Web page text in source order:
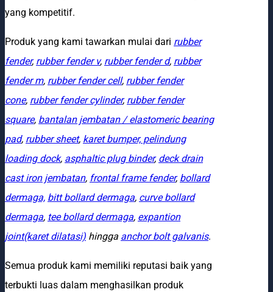
yang kompetitif.
Produk yang kami tawarkan mulai dari rubber
fender, rubber fender v, rubber fender d, rubber
fender m, rubber fender cell, rubber fender
cone, rubber fender cylinder, rubber fender
square, bantalan jembatan / elastomeric bearing
pad, rubber sheet, karet bumper, pelindung
loading dock, asphaltic plug binder, deck drain
cast iron jembatan, frontal frame fender, bollard
dermaga, bitt bollard dermaga, curve bollard
dermaga, tee bollard dermaga, expantion
joint(karet dilatasi) hingga anchor bolt galvanis.
Semua produk kami memiliki reputasi baik yang
terbukti luas dalam menghasilkan produk